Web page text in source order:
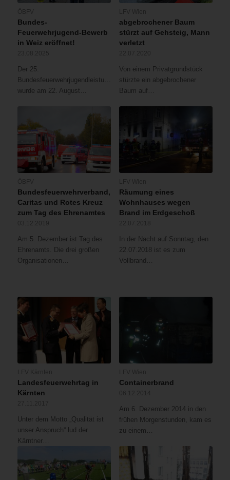
Bundes-
Feuerwehrjugend-Bewerb
in Weiz eröffnet!
Der 25.
Bundesfeuerwehrjugendleistungsbewerb
wurde am 22. August…
abgebrochener Baum
stürzt auf Gehsteig, Mann
verletzt
Von einem Privatgrundstück
stürzte ein abgebrochener
Baum auf…
Bundesfeuerwehrverband,
Caritas und Rotes Kreuz
zum Tag des Ehrenamtes
Am 5. Dezember ist Tag des
Ehrenamts. Die drei großen
Organisationen…
Räumung eines
Wohnhauses wegen
Brand im Erdgeschoß
In der Nacht auf Sonntag, den
22.07.2018 ist es zum
Vollbrand…
Landesfeuerwehrtag in
Kärnten
Unter dem Motto „Qualität ist
unser Anspruch“ lud der
Kärntner…
Containerbrand
Am 6. Dezember 2014 in den
frühen Morgenstunden, kam es
zu einem…